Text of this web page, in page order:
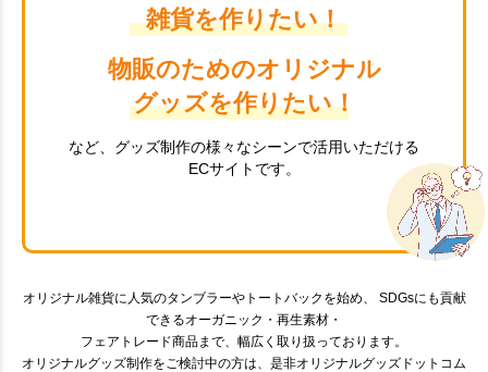
雑貨を作りたい！
物販のためのオリジナル
グッズを作りたい！
など、グッズ制作の様々なシーンで活用いただける
ECサイトです。
オリジナル雑貨に人気のタンブラーやトートバックを始め、 SDGsにも貢献
できるオーガニック・再生素材・
フェアトレード商品まで、幅広く取り扱っております。
オリジナルグッズ制作をご検討中の方は、是非オリジナルグッズドットコム